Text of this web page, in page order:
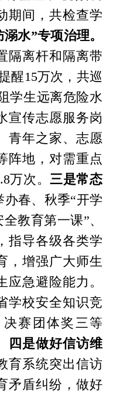
期间，共检查学
水”专项治理。
隔离杆和隔离带
醒15万次，共巡
学生远离危险水
宣传志愿服务岗
青年之家、志愿
阵地，对需重点
万次。三是常态
办春、秋季“开学
教育第一课”、
指导各级各类学
，增强广大师生
急避险能力。
学校安全知识竞
赛团体奖三等
四是做好信访维
育系统突出信访
矛盾纠纷，做好